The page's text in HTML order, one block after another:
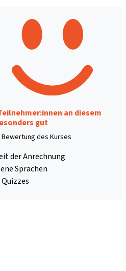
an diesem
gut
des Kurses
der Anrechnung
Sprachen